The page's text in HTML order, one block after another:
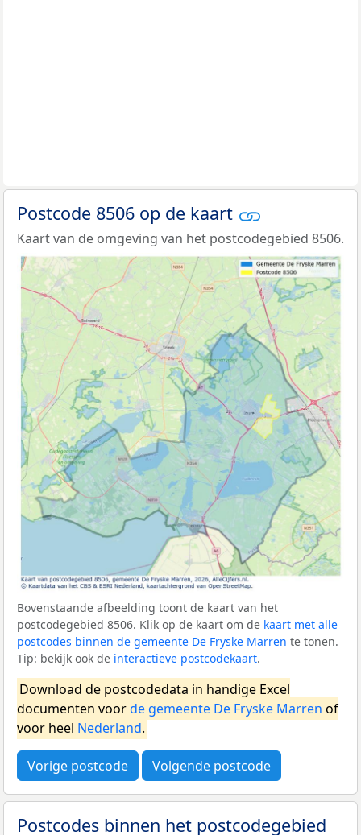
Postcode 8506 op de kaart
Kaart van de omgeving van het postcodegebied 8506.
Bovenstaande afbeelding toont de kaart van het
postcodegebied 8506. Klik op de kaart om de kaart met alle
postcodes binnen de gemeente De Fryske Marren te tonen.
Tip: bekijk ook de interactieve postcodekaart.
Download de postcodedata in handige Excel
documenten voorde gemeente De Fryske Marren of
voor heel Nederland.
Vorige postcode Volgende postcode
Postcodes binnen het postcodegebied